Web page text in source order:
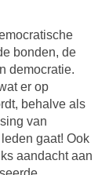
bonden, de
democratie.
er op
behalve als
van
gaat! Ook
aandacht aan